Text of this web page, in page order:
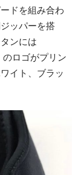
ドを組み合わ
ッパーを搭
ンには
のロゴがプリン
イト、ブラッ